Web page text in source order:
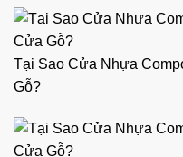
Tại Sao Cửa Nhựa
Gỗ?